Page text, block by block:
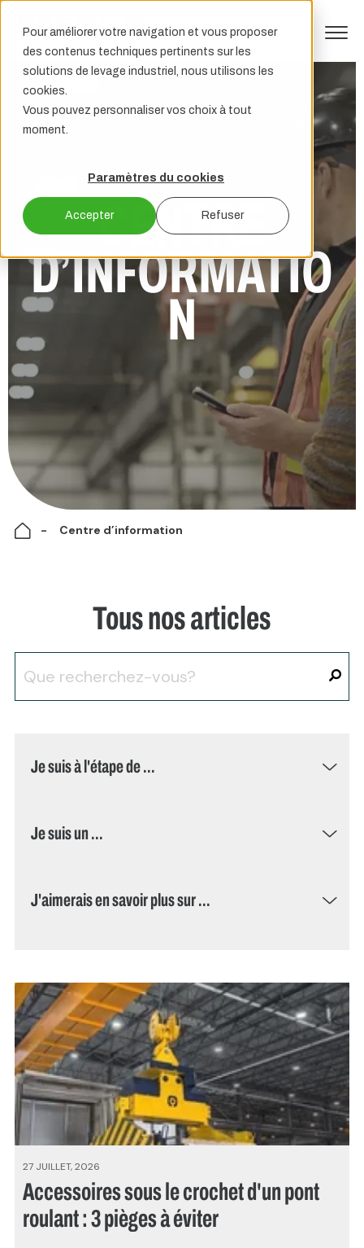
Pour améliorer votre navigation et vous proposer
des contenus techniques pertinents sur les
solutions de levage industriel, nous utilisons les
cookies.
Vous pouvez personnaliser vos choix à tout
moment.
Paramètres du cookies
Accepter Refuser
CENTRE
D’INFORMATIO
N
Centre d’information
Tous nos articles
Je suis à l'étape de ...
Je suis un ...
J'aimerais en savoir plus sur ...
27 JUILLET, 2026
Accessoires sous le crochet d'un pont
roulant : 3 pièges à éviter